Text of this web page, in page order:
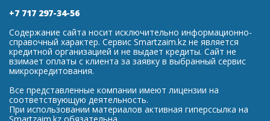
+7 717 297-34-56
Содержание сайта носит исключительно информационно-
справочный характер. Сервис Smartzaim.kz не является
кредитной организацией и не выдает кредиты. Сайт не
взимает оплаты с клиента за заявку в выбранный сервис
микрокредитования.
Все представленные компании имеют лицензии на
соответствующую деятельность.
При использовании материалов активная гиперссылка на